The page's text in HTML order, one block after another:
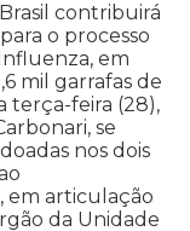
contribuirá
o processo
em
mil garrafas de
terça-feira (28),
se
nos dois
em articulação
da Unidade